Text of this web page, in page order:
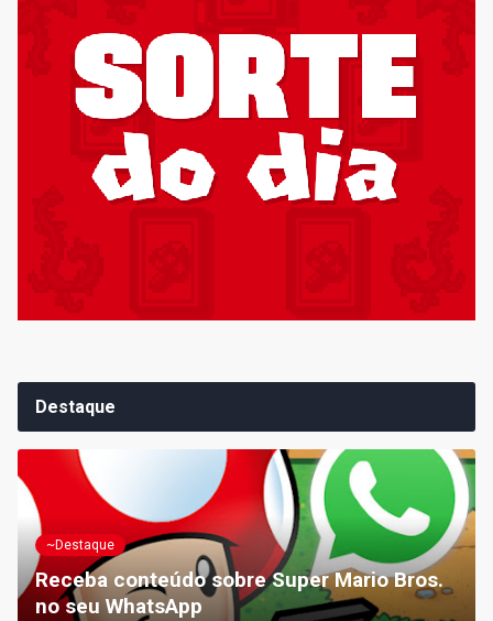
Destaque
~Destaque
Receba conteúdo sobre Super Mario Bros.
no seu WhatsApp